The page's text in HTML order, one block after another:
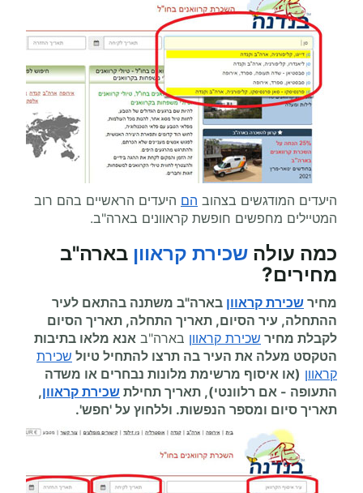
היעדים המודגשים בצהוב הם היעדים הראשיים בהם רוב
המטיילים מחפשים חופשת קראוונים בארה"ב.
כמה עולה שכירת קראוון בארה"ב
מחירים?
מחיר שכירת קראוון בארה"ב משתנה בהתאם לעיר
ההתחלה, עיר הסיום, תאריך התחלה, תאריך הסיום
לקבלת מחיר שכירת קראוון בארה"ב אנא מלאו בתיבות
הטקסט מעלה את העיר בה תרצו להתחיל טיול שכירת
קראוון (או איסוף מרשימת מלונות נבחרים או משדה
התעופה - אם רלוונטי), תאריך תחילת שכירת קראוון,
תאריך סיום ומספר הנפשות. וללחוץ על 'חפש'.